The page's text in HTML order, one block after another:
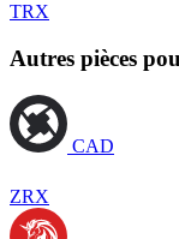
TRX
Autres pièces
CAD
ZRX